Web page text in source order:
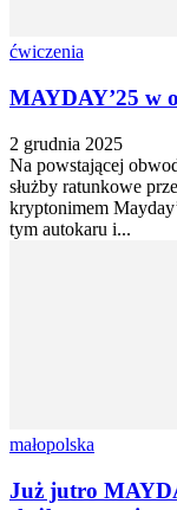
ćwiczenia
MAYDAY’25 w
2 grudnia 2025
Na powstającej
służby ratunkowe
kryptonimem
tym autokaru i...
małopolska
Już jutro